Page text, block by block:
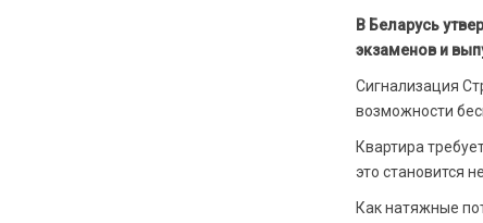
В Беларусь
экзаменов и
Сигнализация
возможности
Квартира
это становится
Как натяжные